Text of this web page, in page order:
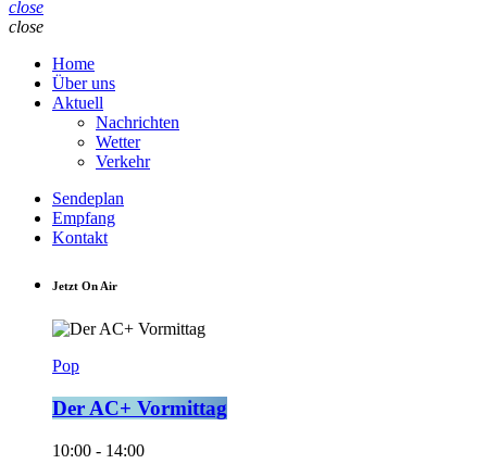
close
close
Home
Über uns
Aktuell
Nachrichten
Wetter
Verkehr
Sendeplan
Empfang
Kontakt
Jetzt On Air
Pop
Der AC+ Vormittag
10:00 - 14:00